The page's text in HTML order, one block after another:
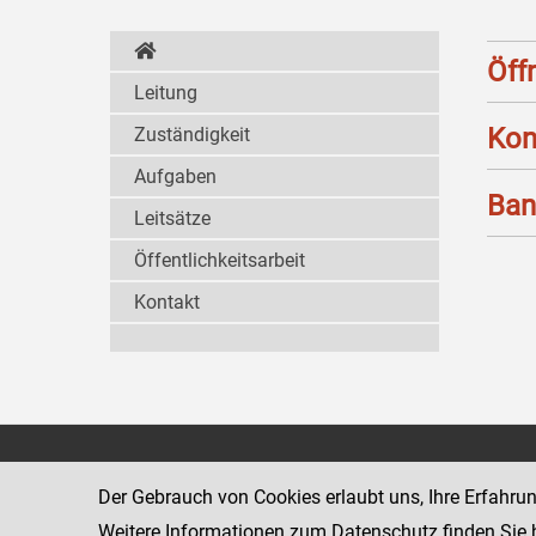
Leitung
Zuständigkeit
Aufgaben
Leitsätze
Öffentlichkeitsarbeit
Kontakt
www.justiz.gv.at/stak
Der Gebrauch von Cookies erlaubt uns, Ihre